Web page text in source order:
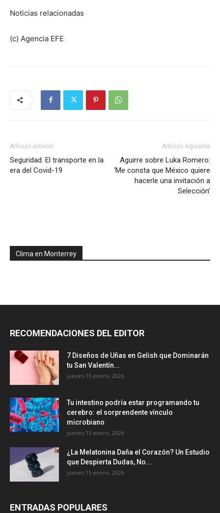
Noticias relacionadas
(c) Agencia EFE
Artículo anterior
Seguridad. El transporte en la
era del Covid-19
Artículo siguiente
Aguirre sobre Luka Romero:
‘Me consta que México quiere
hacerle una invitación a
Selección’
Clima en Monterrey
RECOMENDACIONES DEL EDITOR
7 Diseños de Uñas en Gelish que Dominarán
tu San Valentín...
jueves 15 enero, 2026
Tu intestino podría estar programando tu
cerebro: el sorprendente vínculo
microbiano
jueves 15 enero, 2026
¿La Melatonina Daña el Corazón? Un Estudio
que Despierta Dudas, No...
jueves 15 enero, 2026
ENTRADAS POPULARES